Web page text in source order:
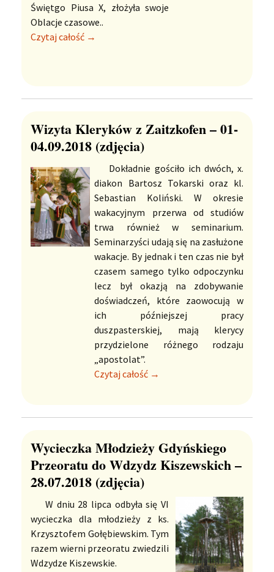
Świętgo Piusa X, złożyła swoje
Oblacje czasowe..
Czytaj całość →
Wizyta Kleryków z Zaitzkofen – 01-
04.09.2018 (zdjęcia)
Dokładnie gościło ich dwóch, x.
diakon Bartosz Tokarski oraz kl.
Sebastian Koliński. W okresie
wakacyjnym przerwa od studiów
trwa również w seminarium.
Seminarzyści udają się na zasłużone
wakacje. By jednak i ten czas nie był
czasem samego tylko odpoczynku
lecz był okazją na zdobywanie
doświadczeń, które zaowocują w
ich późniejszej pracy
duszpasterskiej, mają klerycy
przydzielone różnego rodzaju
„apostolat”.
Czytaj całość →
Wycieczka Młodzieży Gdyńskiego
Przeoratu do Wdzydz Kiszewskich –
28.07.2018 (zdjęcia)
W dniu 28 lipca odbyła się VI
wycieczka dla młodzieży z ks.
Krzysztofem Gołębiewskim. Tym
razem wierni przeoratu zwiedzili
Wdzydze Kiszewskie.